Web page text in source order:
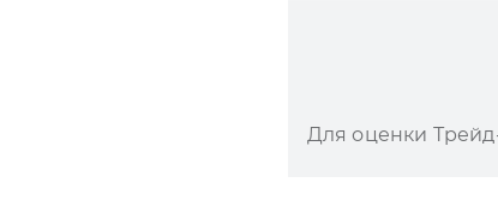
Для оценки